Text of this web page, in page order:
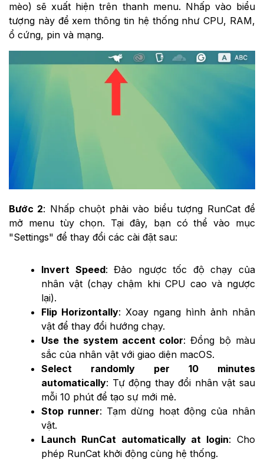
mèo) sẽ xuất hiện trên thanh menu. Nhấp vào biểu
tượng này để xem thông tin hệ thống như CPU, RAM,
ổ cứng, pin và mạng.
Bước 2: Nhấp chuột phải vào biểu tượng RunCat để
mở menu tùy chọn. Tại đây, bạn có thể vào mục
"Settings" để thay đổi các cài đặt sau:
Invert Speed: Đảo ngược tốc độ chạy của
nhân vật (chạy chậm khi CPU cao và ngược
lại).
Flip Horizontally: Xoay ngang hình ảnh nhân
vật để thay đổi hướng chạy.
Use the system accent color: Đồng bộ màu
sắc của nhân vật với giao diện macOS.
Select randomly per 10 minutes
automatically: Tự động thay đổi nhân vật sau
mỗi 10 phút để tạo sự mới mẻ.
Stop runner: Tạm dừng hoạt động của nhân
vật.
Launch RunCat automatically at login: Cho
phép RunCat khởi động cùng hệ thống.